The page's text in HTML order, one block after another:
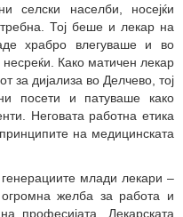
селски населби, носејќи
Тој беше и лекар на
храбро влегуваше и во
Како матичен лекар
за дијализа во Делчево, тој
посети и патуваше како
Неговата работна етика
на медицинската
млади лекари –
желба за работа и
професијата. Лекарската